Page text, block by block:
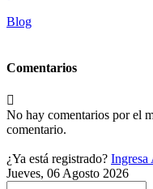
Blog
Comentarios
No hay comentarios por el
comentario.
¿Ya está registrado? Ingresa
Jueves, 06 Agosto 2026